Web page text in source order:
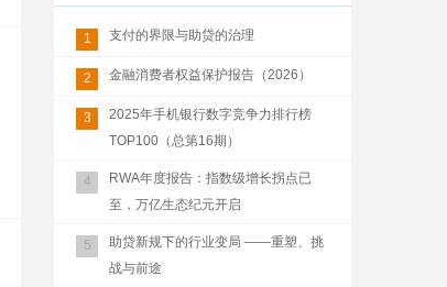
1 支付的界限与助贷的治理
2 金融消费者权益保护报告（2026）
3
2025年手机银行数字竞争力排行榜
TOP100（总第16期）
4
RWA年度报告：指数级增长拐点已
至，万亿生态纪元开启
5
助贷新规下的行业变局 ——重塑、挑
战与前途